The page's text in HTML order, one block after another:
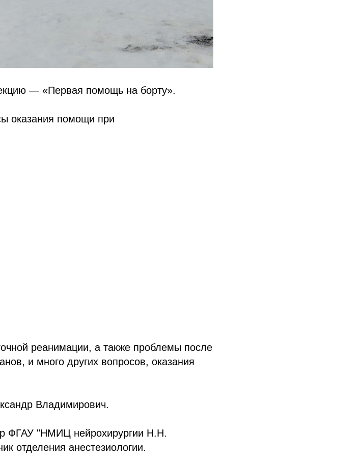
— «Первая помощь на борту».
оказания помощи при
реанимации, а также проблемы после
и много других вопросов, оказания
Владимирович.
ФГАУ "НМИЦ нейрохирургии Н.Н.
отделения анестезиологии.